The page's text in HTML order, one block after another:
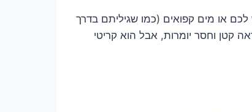
או מים קפואים (כמו שגיליתם בדרך
קטן וחסר יומרות, אבל הוא קריטי